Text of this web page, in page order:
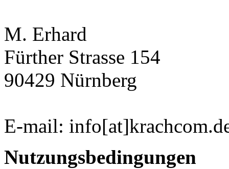
M. Erhard
Fürther Strasse 154
90429 Nürnberg
E-mail:
Nutzungsbedingungen